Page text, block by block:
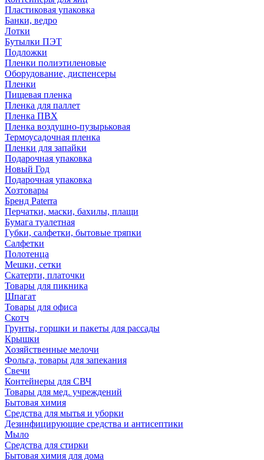
Пластиковая упаковка
Банки, ведро
Лотки
Бутылки ПЭТ
Подложки
Пленки полиэтиленовые
Оборудование, диспенсеры
Пленки
Пищевая пленка
Пленка для паллет
Пленка ПВХ
Пленка воздушно-пузырьковая
Термоусадочная пленка
Пленки для запайки
Подарочная упаковка
Новый Год
Подарочная упаковка
Хозтовары
Бренд Paterra
Перчатки, маски, бахилы, плащи
Бумага туалетная
Губки, салфетки, бытовые тряпки
Салфетки
Полотенца
Мешки, сетки
Скатерти, платочки
Товары для пикника
Шпагат
Товары для офиса
Скотч
Грунты, горшки и пакеты для рассады
Крышки
Хозяйственные мелочи
Фольга, товары для запекания
Свечи
Контейнеры для СВЧ
Товары для мед. учреждений
Бытовая химия
Средства для мытья и уборки
Дезинфицирующие средства и антисептики
Мыло
Средства для стирки
Бытовая химия для дома